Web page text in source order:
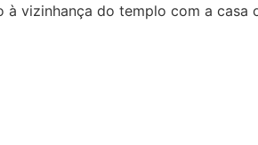
vizinhança do templo com a casa